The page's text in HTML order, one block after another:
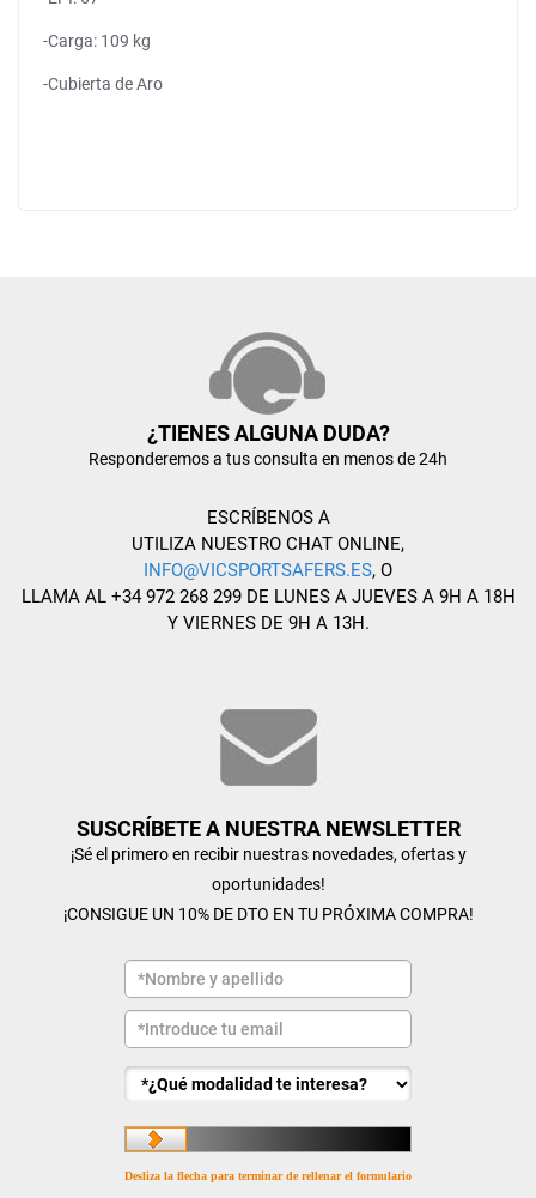
-Carga: 109 kg
-Cubierta de Aro
¿TIENES ALGUNA DUDA?
Responderemos a tus consulta en menos de 24h
ESCRÍBENOS A
UTILIZA NUESTRO CHAT ONLINE,
INFO@VICSPORTSAFERS.ES, O
LLAMA AL +34 972 268 299 DE LUNES A JUEVES A 9H A 18H
Y VIERNES DE 9H A 13H.
SUSCRÍBETE A NUESTRA NEWSLETTER
¡Sé el primero en recibir nuestras novedades, ofertas y
oportunidades!
¡CONSIGUE UN 10% DE DTO EN TU PRÓXIMA COMPRA!
Desliza la flecha para terminar de rellenar el formulario